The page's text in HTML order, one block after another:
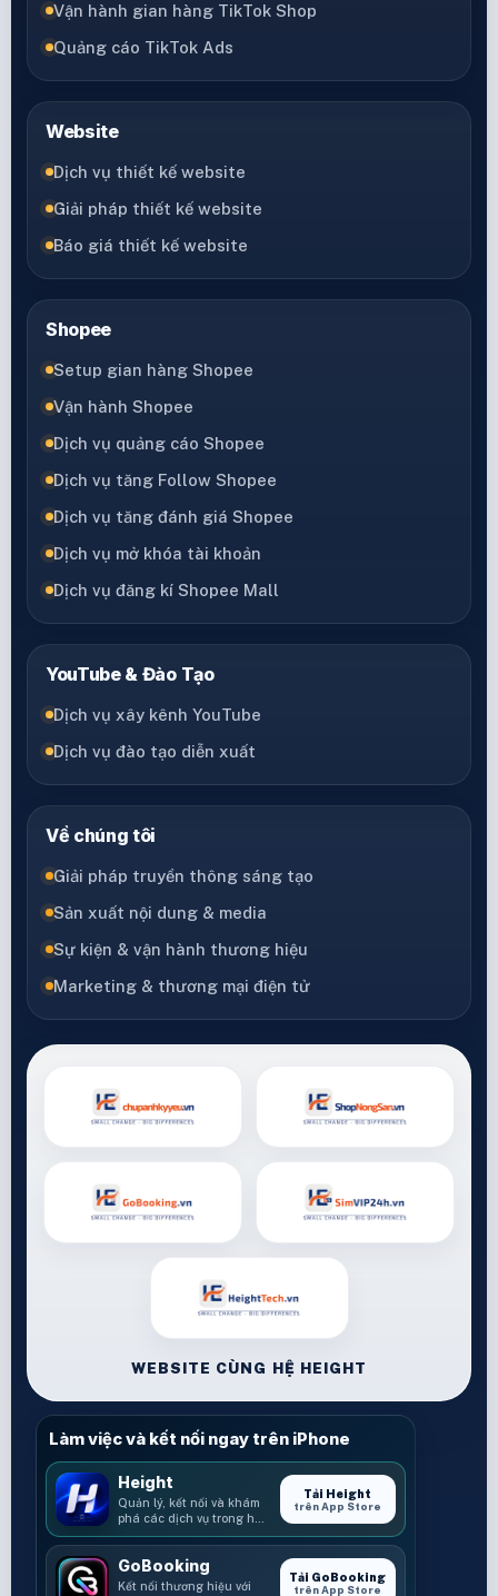
Vận hành gian hàng TikTok Shop
Quảng cáo TikTok Ads
Website
Dịch vụ thiết kế website
Giải pháp thiết kế website
Báo giá thiết kế website
Shopee
Setup gian hàng Shopee
Vận hành Shopee
Dịch vụ quảng cáo Shopee
Dịch vụ tăng Follow Shopee
Dịch vụ tăng đánh giá Shopee
Dịch vụ mở khóa tài khoản
Dịch vụ đăng kí Shopee Mall
YouTube & Đào Tạo
Dịch vụ xây kênh YouTube
Dịch vụ đào tạo diễn xuất
Về chúng tôi
Giải pháp truyền thông sáng tạo
Sản xuất nội dung & media
Sự kiện & vận hành thương hiệu
Marketing & thương mại điện tử
WEBSITE CÙNG HỆ HEIGHT
Làm việc và kết nối ngay trên iPhone
Height
Quản lý, kết nối và khám
phá các dịch vụ trong hệ
sinh thái Height.
Tải Height
trên App Store
GoBooking
Kết nối thương hiệu với
Tải GoBooking
trên App Store